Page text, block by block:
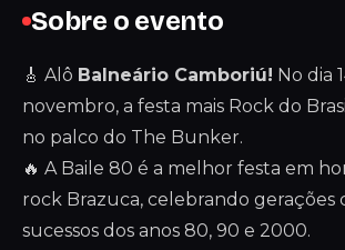
Sobre o evento
🎸 Alô Balneário Camboriú! No dia
novembro, a festa mais Rock do
no palco do The Bunker.
🔥 A Baile 80 é a melhor festa em
rock Brazuca, celebrando gerações
sucessos dos anos 80, 90 e 2000.